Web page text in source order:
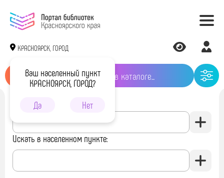
КРАСНОЯРСК, ГОРОД
Ваш населенный пункт
КРАСНОЯРСК, ГОРОД?
Да
Нет
Искать в библиотеке:
Искать в населенном пункте: